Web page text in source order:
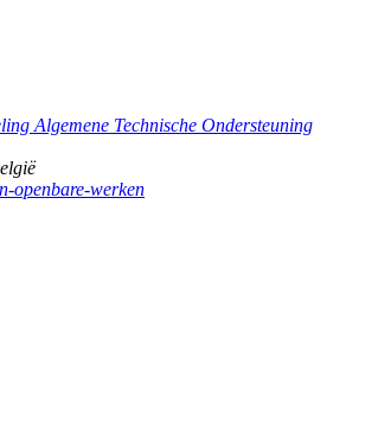
Algemene Technische Ondersteuning
openbare-werken